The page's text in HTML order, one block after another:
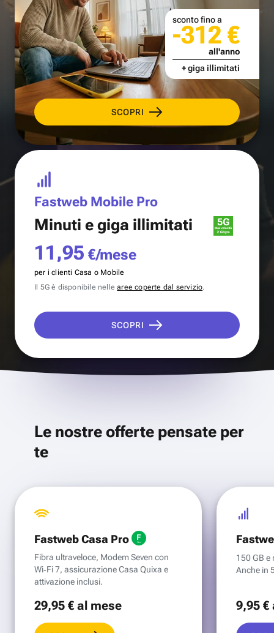
SCOPRI
sconto fino a
-312 €
all'anno
+ giga illimitati
Fastweb Mobile Pro
Minuti e giga illimitati
11,95 €/mese
per i clienti Casa o Mobile
Il 5G è disponibile nellearee coperte dal servizio.
SCOPRI
Le nostre offerte pensate per
te
Fastweb Casa Pro
Fibra ultraveloce, Modem Seven con
Wi‑Fi 7, assicurazione Casa Quixa e
attivazione inclusi.
29,95 €al mese
150 GB e
Anche in
9,95 €